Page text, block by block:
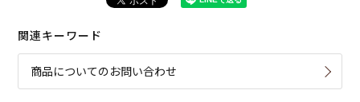
関連キーワード
商品についてのお問い合わせ